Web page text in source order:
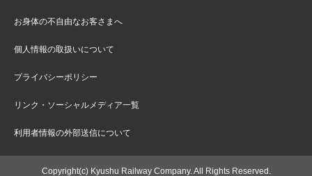
お身体の不自由なお客さまへ
個人情報の取扱いについて
プライバシーポリシー
リンク・ソーシャルメディア一覧
利用者情報の外部送信について
Copyright(c) Kyushu Railway Company. All Rights Reserved.